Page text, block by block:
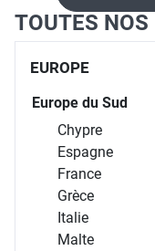
TOUTES NOS
EUROPE
Europe du Sud
Chypre
Espagne
France
Grèce
Italie
Malte